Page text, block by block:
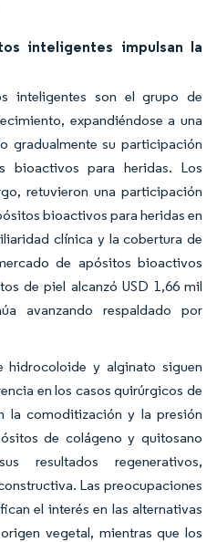
inteligentes impulsan la
inteligentes son el grupo de
expandiéndose a una
gradualmente su participación
bioactivos para heridas. Los
retuvieron una participación
bioactivos para heridas en
clínica y la cobertura de
de apósitos bioactivos
de piel alcanzó USD 1,66 mil
avanzando respaldado por
hidrocoloide y alginato siguen
en los casos quirúrgicos de
la comoditización y la presión
de colágeno y quitosano
resultados regenerativos,
Las preocupaciones
el interés en las alternativas
vegetal, mientras que los